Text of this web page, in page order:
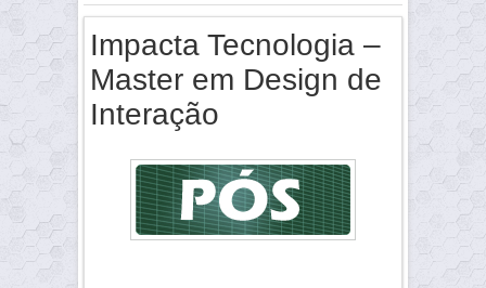
Impacta Tecnologia –
Master em Design de
Interação